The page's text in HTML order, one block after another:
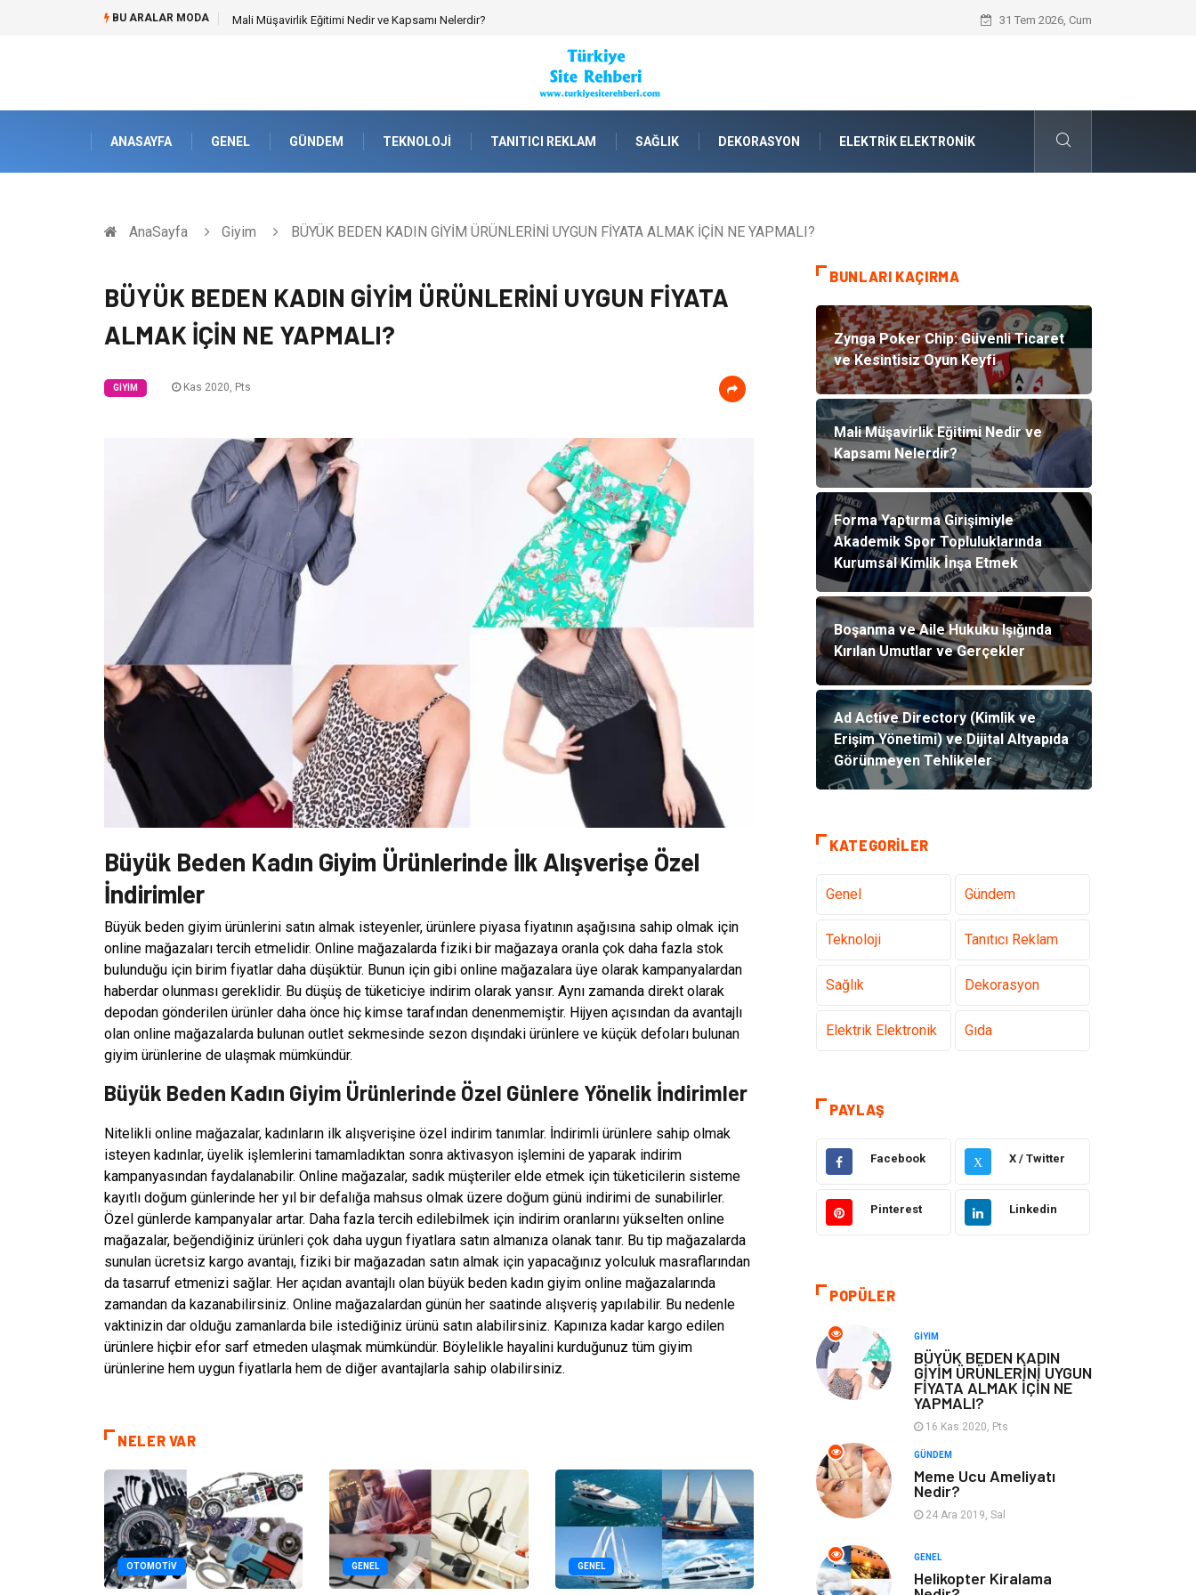
BU ARALAR MODA Forma Yaptırma Girişimiyle Akademik Spor Topluluklarında Kurumsal Kimlik İnşa Etmek Boşanma ve Aile Hukuku Işığında
31 Tem 2026, Cum
ANASAYFA GENEL GÜNDEM TEKNOLOJI TANITICI REKLAM SAĞLIK DEKORASYON ELEKTRIK ELEKTRONIK
AnaSayfa Giyim BÜYÜK BEDEN KADIN GİYİM ÜRÜNLERİNİ UYGUN FİYATA ALMAK İÇİN NE YAPMALI?
BÜYÜK BEDEN KADIN GİYİM ÜRÜNLERİNİ UYGUN FİYATA
ALMAK İÇİN NE YAPMALI?
GIYIM Kas 2020, Pts
Büyük Beden Kadın Giyim Ürünlerinde İlk Alışverişe Özel
İndirimler
Büyük beden giyim ürünlerini satın almak isteyenler, ürünlere piyasa fiyatının aşağısına sahip olmak için
online mağazaları tercih etmelidir. Online mağazalarda fiziki bir mağazaya oranla çok daha fazla stok
bulunduğu için birim fiyatlar daha düşüktür. Bunun için gibi online mağazalara üye olarak kampanyalardan
haberdar olunması gereklidir. Bu düşüş de tüketiciye indirim olarak yansır. Aynı zamanda direkt olarak
depodan gönderilen ürünler daha önce hiç kimse tarafından denenmemiştir. Hijyen açısından da avantajlı
olan online mağazalarda bulunan outlet sekmesinde sezon dışındaki ürünlere ve küçük defoları bulunan
giyim ürünlerine de ulaşmak mümkündür.
Büyük Beden Kadın Giyim Ürünlerinde Özel Günlere Yönelik İndirimler
Nitelikli online mağazalar, kadınların ilk alışverişine özel indirim tanımlar. İndirimli ürünlere sahip olmak
isteyen kadınlar, üyelik işlemlerini tamamladıktan sonra aktivasyon işlemini de yaparak indirim
kampanyasından faydalanabilir. Online mağazalar, sadık müşteriler elde etmek için tüketicilerin sisteme
kayıtlı doğum günlerinde her yıl bir defalığa mahsus olmak üzere doğum günü indirimi de sunabilirler.
Özel günlerde kampanyalar artar. Daha fazla tercih edilebilmek için indirim oranlarını yükselten online
mağazalar, beğendiğiniz ürünleri çok daha uygun fiyatlara satın almanıza olanak tanır. Bu tip mağazalarda
sunulan ücretsiz kargo avantajı, fiziki bir mağazadan satın almak için yapacağınız yolculuk masraflarından
da tasarruf etmenizi sağlar. Her açıdan avantajlı olan büyük beden kadın giyim online mağazalarında
zamandan da kazanabilirsiniz. Online mağazalardan günün her saatinde alışveriş yapılabilir. Bu nedenle
vaktinizin dar olduğu zamanlarda bile istediğiniz ürünü satın alabilirsiniz. Kapınıza kadar kargo edilen
ürünlere hiçbir efor sarf etmeden ulaşmak mümkündür. Böylelikle hayalini kurduğunuz tüm giyim
ürünlerine hem uygun fiyatlarla hem de diğer avantajlarla sahip olabilirsiniz.
NELER VAR
OTOMOTIV GENEL GENEL
BUNLARI KAÇIRMA
Zynga Poker Chip: Güvenli Ticaret
ve Kesintisiz Oyun Keyfi
Mali Müşavirlik Eğitimi Nedir ve
Kapsamı Nelerdir?
Forma Yaptırma Girişimiyle
Akademik Spor Topluluklarında
Kurumsal Kimlik İnşa Etmek
Boşanma ve Aile Hukuku Işığında
Kırılan Umutlar ve Gerçekler
Ad Active Directory (Kimlik ve
Erişim Yönetimi) ve Dijital Altyapıda
Görünmeyen Tehlikeler
KATEGORILER
Genel Gündem
Teknoloji Tanıtıcı Reklam
Sağlık Dekorasyon
Elektrik Elektronik Gıda
Bilgisayar ve
Yazılım
Güzellik Mobilya
Organizasyon
Bahçe Ev Maden ve Metal
Plastik Aksesuar
PAYLAŞ
Facebook X X / Twitter
Pinterest Linkedin
POPÜLER
GIYIM
BÜYÜK BEDEN KADIN
GİYİM ÜRÜNLERİNİ UYGUN
FİYATA ALMAK İÇİN NE
YAPMALI?
16 Kas 2020, Pts
GÜNDEM
Meme Ucu Ameliyatı
Nedir?
24 Ara 2019, Sal
GENEL
Helikopter Kiralama